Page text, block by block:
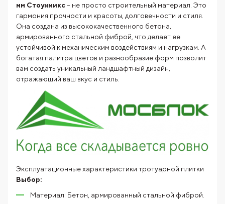
мм Стоунмикс– не просто строительный материал. Это
гармония прочности и красоты, долговечности и стиля.
Она создана из высококачественного бетона,
армированного стальной фиброй, что делает ее
устойчивой к механическим воздействиям и нагрузкам. А
богатая палитра цветов и разнообразие форм позволит
вам создать уникальный ландшафтный дизайн,
отражающий ваш вкус и стиль.
Эксплуатационные характеристики тротуарной плитки
Выбор:
Материал: Бетон, армированный стальной фиброй.